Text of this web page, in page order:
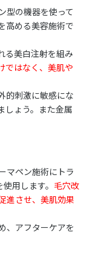
型の機器を使って
高める美容施術で
る美白注射を組み
ではなく、美肌や
的刺激に敏感にな
しょう。また金属
マペン施術にトラ
用します。 毛穴改
進させ、美肌効果
、アフターケアを